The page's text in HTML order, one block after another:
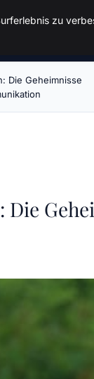
Die Geheimnisse
Die
zu